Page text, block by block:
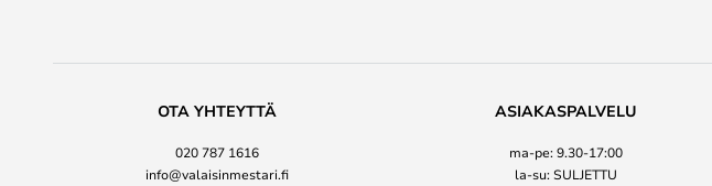
OTA YHTEYTTÄ
020 787 1616
info@valaisinmestari.fi
ASIAKASPALVELU
ma-pe: 9.30-17:00
la-su: SULJETTU